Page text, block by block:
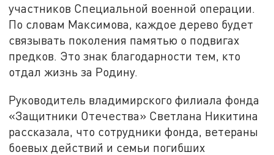
участников Специальной военной операции.
По словам Максимова, каждое дерево будет
связывать поколения памятью о подвигах
предков. Это знак благодарности тем, кто
отдал жизнь за Родину.
Руководитель владимирского филиала фонда
«Защитники Отечества» Светлана Никитина
рассказала, что сотрудники фонда, ветераны
боевых действий и семьи погибших